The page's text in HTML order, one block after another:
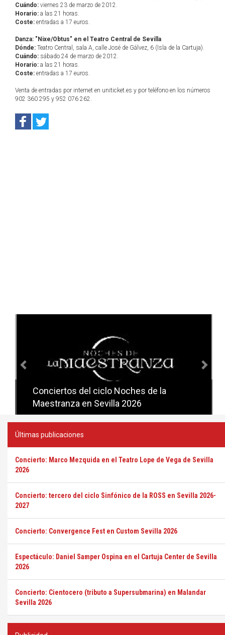
Cuándo: viernes 23 de marzo de 2012.
Horario: a las 21 horas.
Coste: entradas a 17 euros.
Danza: "Nixe/Obtus" en el Teatro Central de Sevilla
Dónde: Teatro Central, sala A, calle José de Gálvez, 6 (Isla de la Cartuja).
Cuándo: sábado 24 de marzo de 2012.
Horario: a las 21 horas.
Coste: entradas a 17 euros.
Venta de entradas por internet en uniticket.es y por teléfono en los números
902 360 295 y 952 076 262.
Conciertos del ciclo Noches de la
Maestranza en Sevilla 2026
Conciertos del ciclo Candlelight en
Sevilla
Últimas publicaciones
Concierto: Marco Mezquida en el Teatro Lope de Vega de Sevilla
2026
Concierto: tercero del ciclo Sinfónico de la ROSS en Sevilla 2026-
2027
Concierto: Convergence Fest en Custom Sevilla 2026
Espectáculo: Daniel Samper Ospina en el Cartuja Center de Sevilla
2026
Concierto: Cientocero (tributo a Supersubmarina) en Malandar
Sevilla 2026